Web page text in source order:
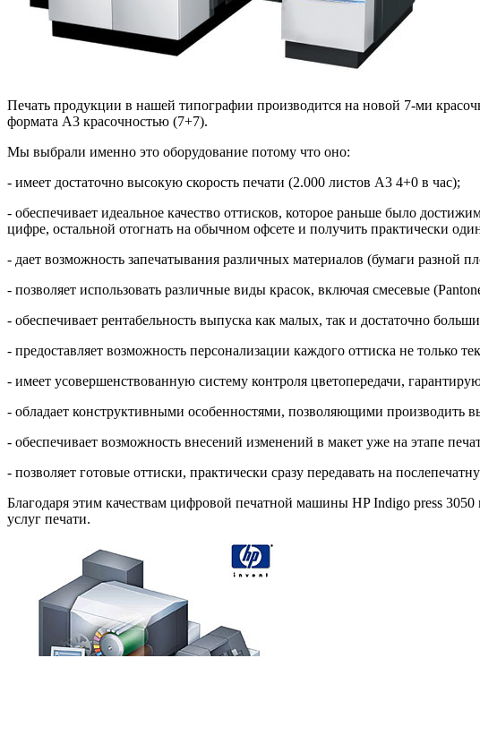
Печать продукции в нашей типографии производится на новой 7-ми
формата А3 красочностью (7+7).
Мы выбрали именно это оборудование потому что оно:
- имеет достаточно высокую скорость печати (2.000 листов А3 4+0 в час);
- обеспечивает идеальное качество оттисков, которое раньше было
цифре, остальной отогнать на обычном офсете и получить практически
- дает возможность запечатывания различных материалов (бумаги разной
- позволяет использовать различные виды красок, включая смесевые
- обеспечивает рентабельность выпуска как малых, так и достаточно
- предоставляет возможность персонализации каждого оттиска не только
- имеет усовершенствованную систему контроля цветопередачи,
- обладает конструктивными особенностями, позволяющими производить
- обеспечивает возможность внесений изменений в макет уже на этапе
- позволяет готовые оттиски, практически сразу передавать на
Благодаря этим качествам цифровой печатной машины HP Indigo press
услуг печати.